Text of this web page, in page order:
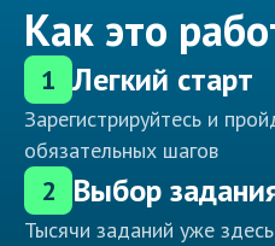
Как это
1 Легкий старт
Зарегистрируйтесь и
обязательных шагов
2 Выбор
Тысячи заданий уже